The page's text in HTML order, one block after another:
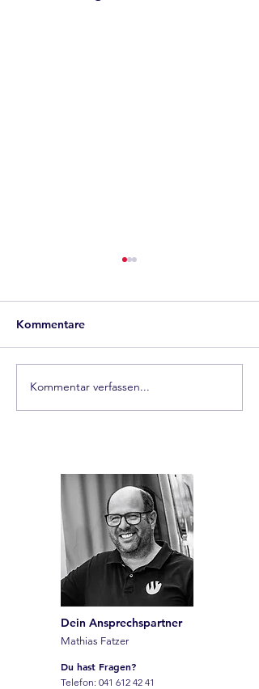
Einbau einer Clesana
Toilette – autark,
Kommentare
Kommentar verfassen...
Dein Ansprechspartner
Mathias Fatzer
Du hast Fragen?
Telefon: 041 612 42 41